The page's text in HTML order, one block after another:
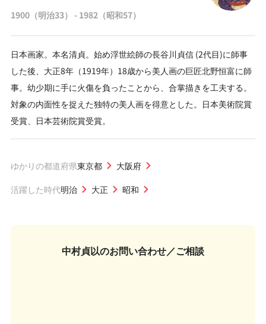
1900（明治33） - 1982（昭和57）
日本画家。本名清貞。始め浮世絵師の長谷川貞信 (2代目)に師事
した後、大正8年（1919年）18歳から美人画の巨匠北野恒富に師
事。幼少期に手に火傷を負ったことから、合掌描きを工夫する。
対象の内面性を捉えた独特の美人画を得意とした。日本美術院賞
受賞、日本芸術院賞受賞。
ゆかりの都道府県東京都
大阪府
活躍した時代明治 大正 昭和
中村貞以のお問い合わせ／ご相談